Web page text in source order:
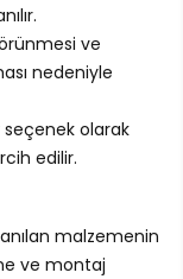
ve
nedeniyle
seçenek olarak
edilir.
malzemenin
ve montaj